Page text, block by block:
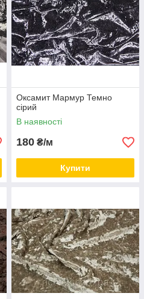
Оксамит Мармур Темно
сірий
В наявності
180 ₴/м
Купити